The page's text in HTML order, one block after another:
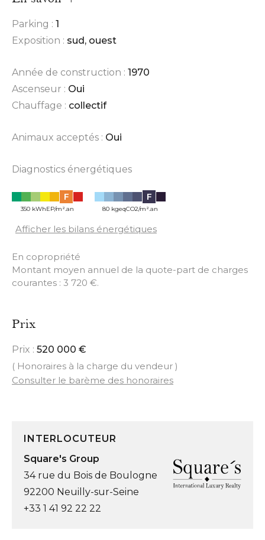
Parking : 1
Exposition : sud, ouest
Année de construction : 1970
Ascenseur : Oui
Chauffage : collectif
Animaux acceptés : Oui
Diagnostics énergétiques
F
350 kWhEP/m².an
F
80 kgeqCO2/m².an
Afficher les bilans énergétiques
En copropriété
Montant moyen annuel de la quote-part de charges
courantes : 3 720 €.
Prix
Prix : 520 000 €
( Honoraires à la charge du vendeur )
Consulter le barème des honoraires
INTERLOCUTEUR
Square's Group
34 rue du Bois de Boulogne
92200 Neuilly-sur-Seine
+33 1 41 92 22 22